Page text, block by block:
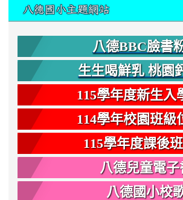
八德國小主題網站
八德BBC臉書
生生喝鮮乳 桃園
115學年度新生入
114學年校園班級
115學年度課後
八德兒童電子
八德國小校